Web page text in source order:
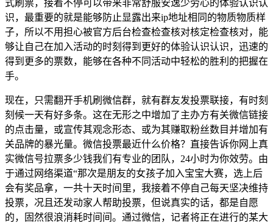
式刷票，接着不停可以带来非常舒服安逸少劳心的体验认识认
识，最重要的就是能够防止显露出来ip地址相同的物质物质样
子，所以不用担心被官方后台检查检查核对核定检查核对，能
够让自己在加入活动的时刻得到更好的体验认识认识，迅速的
得到更多的票数，能够在各种不同活动中轻松的胜利的把握在
手。
现在，只需翻开手机刷微信群，就有群友发投票联接，有时刻
刻候一天有好多条。这在无形之中增加了主办方有关微信链接
的点击量，或宣传其观念形态、或为其赚取粉丝数目并增加有
关品牌的暴光量。微信投票最近什么价格？直接告诉你网上真
实微信号拉票多少钱我们有专业的团队，24小时为你效劳。由
于通过网络渠道“那次是朋友的女孩子加入宝宝大赛，选上后
会有奖品拿，一共十天时间里，我接着不停自己每天坚决维持
投票，况且还发动家人帮助投票，但说真实的话，都是自愿
的，固然很浪消耗时间间。通过微信，记者将正在进行的某大